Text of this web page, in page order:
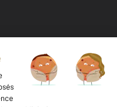
d'honoraires